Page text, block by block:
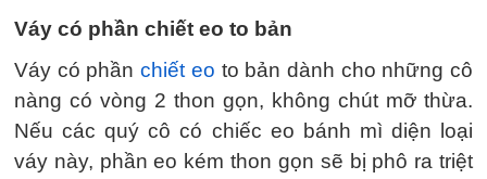
Váy có phần chiết eo to bản
Váy có phầnchiết eo to bản dành cho những cô
nàng có vòng 2 thon gọn, không chút mỡ thừa.
Nếu các quý cô có chiếc eo bánh mì diện loại
váy này, phần eo kém thon gọn sẽ bị phô ra triệt